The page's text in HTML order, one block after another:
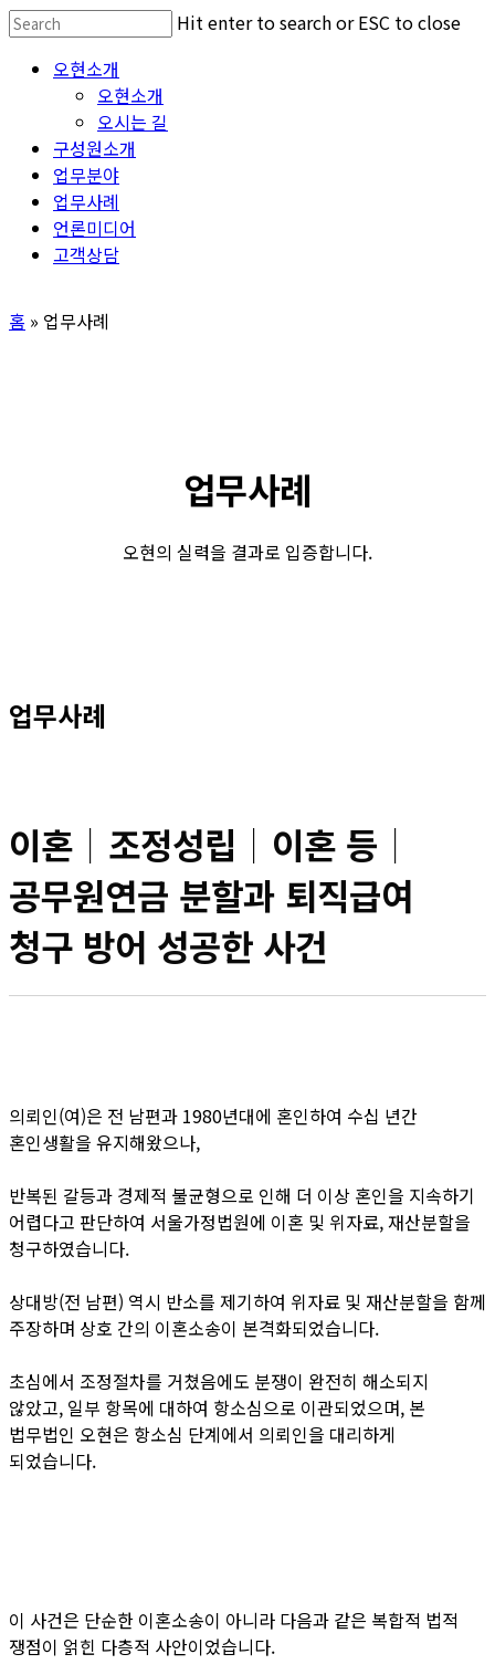
Skip
main
Hit enter to search or ESC to close
Search
Menu 오현소개
오현소개
오시는 길
구성원소개
업무분야
업무사례
언론미디어
고객상담
홈 » 업무사례
업무사례
오현의 실력을 결과로 입증합니다.
업무사례
이혼│조정성립│이혼 등│
공무원연금 분할과 퇴직급여
청구 방어 성공한 사건
의뢰인(여)은 전 남편과 1980년대에 혼인하여 수십 년간
혼인생활을 유지해왔으나,
반복된 갈등과 경제적 불균형으로 인해 더 이상 혼인을 지속하기
어렵다고 판단하여 서울가정법원에 이혼 및 위자료,재산분할을
청구하였습니다.
상대방(전 남편) 역시 반소를 제기하여 위자료 및 재산분할을 함께
주장하며 상호 간의 이혼소송이 본격화되었습니다.
초심에서 조정절차를 거쳤음에도 분쟁이 완전히 해소되지
않았고, 일부 항목에 대하여 항소심으로 이관되었으며, 본
법무법인 오현은 항소심 단계에서 의뢰인을 대리하게
되었습니다.
이 사건은 단순한 이혼소송이 아니라 다음과 같은 복합적 법적
쟁점이 얽힌 다층적 사안이었습니다.